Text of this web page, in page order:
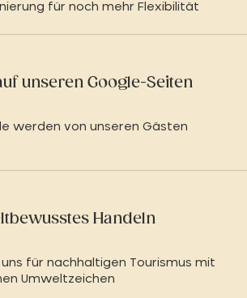
für noch mehr Flexibilität
unseren Google-Seiten
werden von unseren Gästen
Handeln
für nachhaltigen Tourismus mit
Umweltzeichen